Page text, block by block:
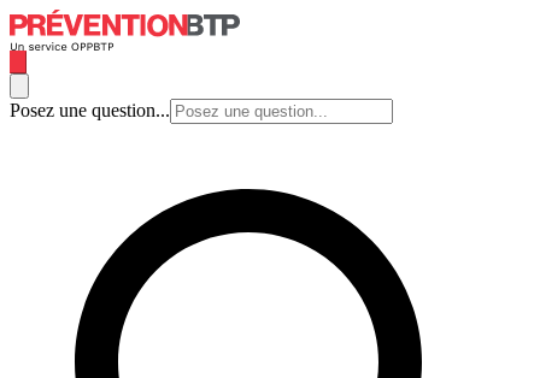
Posez une question...